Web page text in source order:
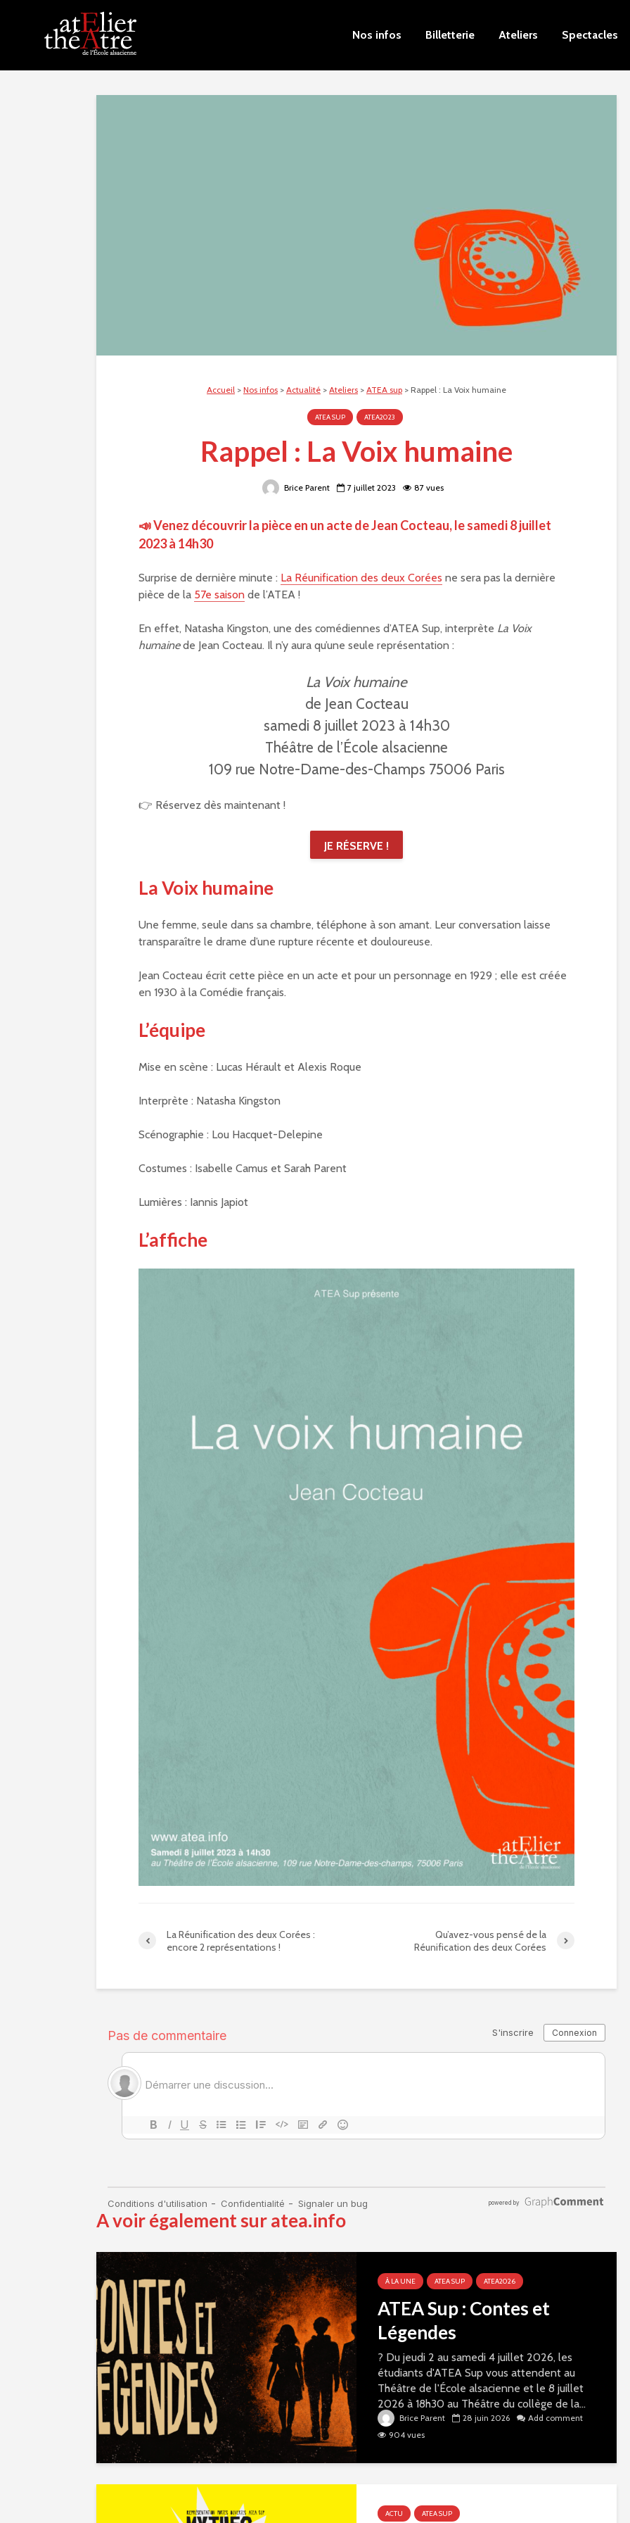
Nos infos Billetterie Ateliers Spectacles
Accueil > Nos infos > Actualité > Ateliers > ATEA sup > Rappel : La Voix humaine
ATEA SUP ATEA2023
Rappel : La Voix humaine
Brice Parent 7 juillet 2023 87 vues
📣 Venez découvrir la pièce en un acte de Jean Cocteau, le samedi 8 juillet
2023 à 14h30
Surprise de dernière minute : La Réunification des deux Corées ne sera pas la dernière
pièce de la 57e saison de l’ATEA !
En effet, Natasha Kingston, une des comédiennes d’ATEA Sup, interprète La Voix
humainede Jean Cocteau. Il n’y aura qu’une seule représentation :
La Voix humaine
de Jean Cocteau
samedi 8 juillet 2023 à 14h30
Théâtre de l’École alsacienne
109 rue Notre-Dame-des-Champs 75006 Paris
👉 Réservez dès maintenant !
JE RÉSERVE !
La Voix humaine
Une femme, seule dans sa chambre, téléphone à son amant. Leur conversation laisse
transparaître le drame d’une rupture récente et douloureuse.
Jean Cocteau écrit cette pièce en un acte et pour un personnage en 1929 ; elle est créée
en 1930 à la Comédie français.
L’équipe
Mise en scène : Lucas Hérault et Alexis Roque
Interprète : Natasha Kingston
Scénographie : Lou Hacquet-Delepine
Costumes : Isabelle Camus et Sarah Parent
Lumières : Iannis Japiot
L’affiche
La Réunification des deux Corées :
encore 2 représentations !
Qu’avez-vous pensé de la
Réunification des deux Corées
A voir également sur atea.info
À LA UNE ATEA SUP ATEA2026
ATEA Sup : Contes et
Légendes
? Du jeudi 2 au samedi 4 juillet 2026, les
étudiants d'ATEA Sup vous attendent au
Théâtre de l'École alsacienne et le 8 juillet
2026 à 18h30 au Théâtre du collège de la...
Brice Parent 28 juin 2026
Add comment
904 vues
ACTU ATEA SUP